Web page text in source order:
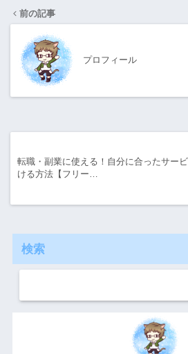
前の記事
プロフィール
転職・副業に使える！自分に合ったサー
ける方法【フリー…
検索